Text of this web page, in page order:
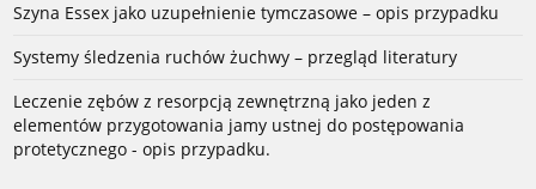
Szyna Essex jako uzupełnienie tymczasowe – opis przypadku
Systemy śledzenia ruchów żuchwy – przegląd literatury
Leczenie zębów z resorpcją zewnętrzną jako jeden z
elementów przygotowania jamy ustnej do postępowania
protetycznego - opis przypadku.